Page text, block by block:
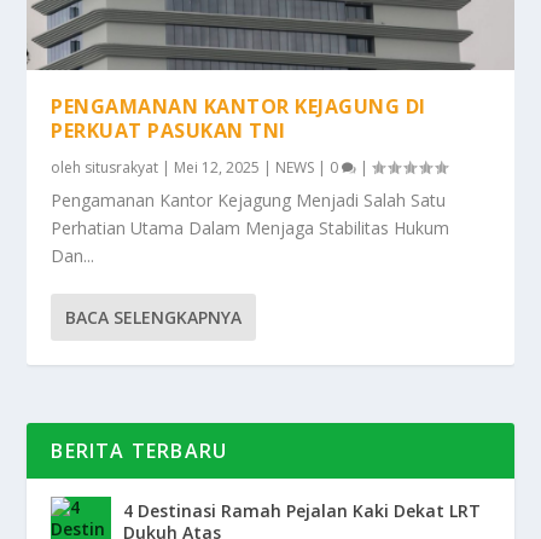
PENGAMANAN KANTOR KEJAGUNG DI
PERKUAT PASUKAN TNI
oleh situsrakyat | Mei 12, 2025 | NEWS | 0 |
Pengamanan Kantor Kejagung Menjadi Salah Satu
Perhatian Utama Dalam Menjaga Stabilitas Hukum
Dan...
BACA SELENGKAPNYA
BERITA TERBARU
4 Destinasi Ramah Pejalan Kaki Dekat LRT
Dukuh Atas